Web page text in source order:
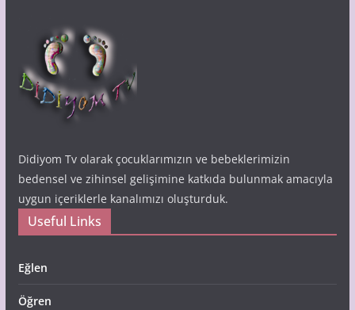
Didiyom Tv olarak çocuklarımızın ve bebeklerimizin
bedensel ve zihinsel gelişimine katkıda bulunmak amacıyla
uygun içeriklerle kanalımızı oluşturduk.
Useful Links
Eğlen
Öğren